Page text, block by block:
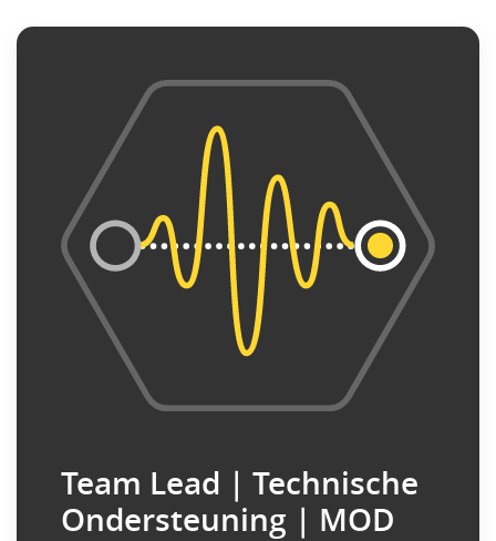
Team Lead | Technische
Ondersteuning | MOD